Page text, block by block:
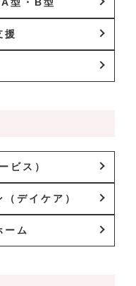
援
ビス）
デイケア）
ーム